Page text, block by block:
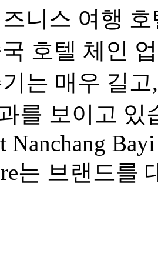
니스 여행
호텔 체인
는 매우 길
를 보이고 있
Nanchang
는 브랜드